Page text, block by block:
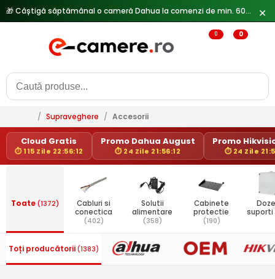
✕
0 0
/ Supraveghere / Accesorii
Cloud Gratis
⏱ 115 Zile 22:56:12
Promo Dahua August
⏱ 24 Zile 21:56:12
Promo
⏱ 24 Zile
Toate(1372)
Cabluri si
conectica
(402)
Solutii
alimentare
(358)
Cabinete
protectie
(190)
suporti
Toți producătorii (1383)